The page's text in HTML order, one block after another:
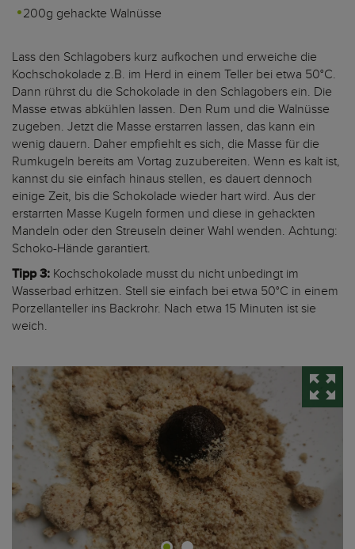
200g gehackte Walnüsse
Lass den Schlagobers kurz aufkochen und erweiche die
Kochschokolade z.B. im Herd in einem Teller bei etwa 50°C.
Dann rührst du die Schokolade in den Schlagobers ein. Die
Masse etwas abkühlen lassen. Den Rum und die Walnüsse
zugeben. Jetzt die Masse erstarren lassen, das kann ein
wenig dauern. Daher empfiehlt es sich, die Masse für die
Rumkugeln bereits am Vortag zuzubereiten. Wenn es kalt ist,
kannst du sie einfach hinaus stellen, es dauert dennoch
einige Zeit, bis die Schokolade wieder hart wird. Aus der
erstarrten Masse Kugeln formen und diese in gehackten
Mandeln oder den Streuseln deiner Wahl wenden. Achtung:
Schoko-Hände garantiert.
Tipp 3: Kochschokolade musst du nicht unbedingt im
Wasserbad erhitzen. Stell sie einfach bei etwa 50°C in einem
Porzellanteller ins Backrohr. Nach etwa 15 Minuten ist sie
weich.